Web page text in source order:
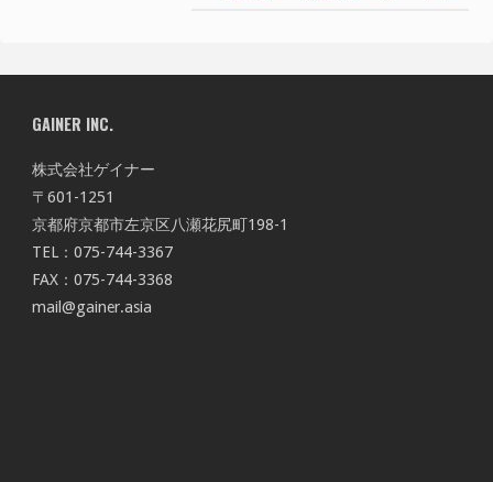
GAINER INC.
株式会社ゲイナー
〒601-1251
京都府京都市左京区八瀬花尻町198-1
TEL：075-744-3367
FAX：075-744-3368
mail@gainer.asia